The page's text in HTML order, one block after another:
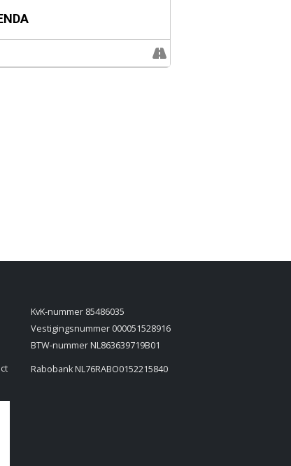
KvK-nummer 85486035
Vestigingsnummer 000051528916
BTW-nummer NL863639719B01
Rabobank NL76RABO0152215840